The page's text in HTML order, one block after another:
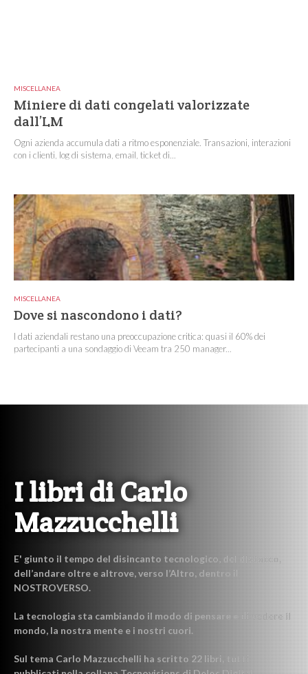
MISCELLANEA
Miniere di dati congelati valorizzate
dall’LM
Ogni azienda accumula dati a ritmo esponenziale. Transazioni, interazioni
con i clienti, log di sistema, email, ticket di...
MISCELLANEA
Dove si nascondono i dati?
I dati aziendali restano una preoccupazione critica: quasi il 60% dei
partecipanti a una sondaggio di Veeam tra 250 manager...
I libri di Carlo
Mazzucchelli
E' giunto il tempo del disincanto tecnologico, del distacco,
dell’andare oltre e altrove, verso l’Altro, dentro il
NOSTROVERSO.
La tecnologia sta cambiando il modo di pensare e di vedere il
mondo, la nostra mente e i nostri cuori.
Sul tema Carlo Mazzucchelli ha scritto 22 libri, tutti